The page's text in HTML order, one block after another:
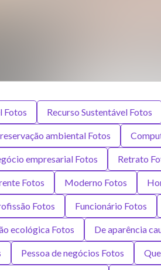
Fotos Recurso Sustentável Fotos
ambiental Fotos
empresarial Fotos Retrato
Fotos Moderno Fotos
Fotos Funcionário Fotos
ecológica Fotos De aparência
Pessoa de negócios Fotos